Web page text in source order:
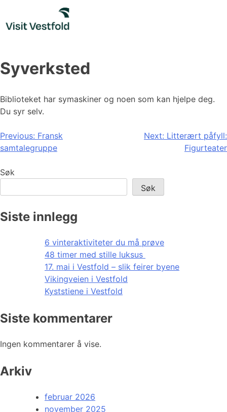
content
Syverksted
Biblioteket har symaskiner og noen som kan hjelpe deg.
Du syr selv.
Innleggsnavigasjon
Previous: Fransk
samtalegruppe
Next: Litterært påfyll:
Figurteater
Søk
Søk
Siste innlegg
6 vinteraktiviteter du må prøve
48 timer med stille luksus
17. mai i Vestfold – slik feirer byene
Vikingveien i Vestfold
Kyststiene i Vestfold
Siste kommentarer
Ingen kommentarer å vise.
Arkiv
februar 2026
november 2025